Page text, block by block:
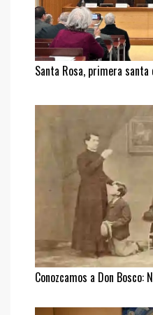
Santa Rosa, primera santa
Conozcamos a Don Bosco: